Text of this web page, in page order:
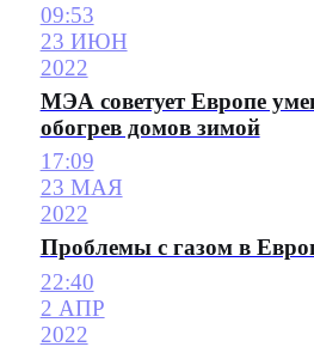
09:53
23 ИЮН
2022
МЭА советует Европе
обогрев домов зимой
17:09
23 МАЯ
2022
Проблемы с газом в
22:40
2 АПР
2022